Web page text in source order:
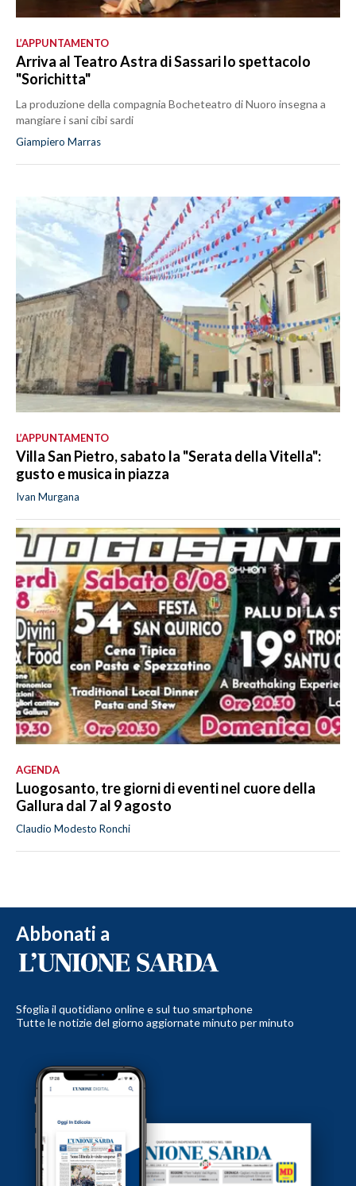
L’APPUNTAMENTO
Arriva al Teatro Astra di Sassari lo spettacolo
"Sorichitta"
La produzione della compagnia Bocheteatro di Nuoro insegna a
mangiare i sani cibi sardi
Giampiero Marras
L’APPUNTAMENTO
Villa San Pietro, sabato la "Serata della Vitella":
gusto e musica in piazza
Ivan Murgana
AGENDA
Luogosanto, tre giorni di eventi nel cuore della
Gallura dal 7 al 9 agosto
Claudio Modesto Ronchi
Abbonati a
Sfoglia il quotidiano online e sul tuo smartphone
Tutte le notizie del giorno aggiornate minuto per minuto